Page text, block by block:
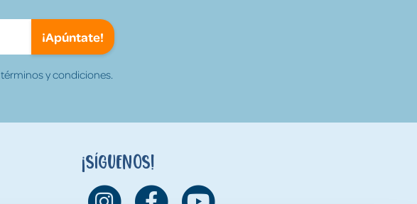
¡Apúntate!
términos y condiciones.
¡Síguenos!